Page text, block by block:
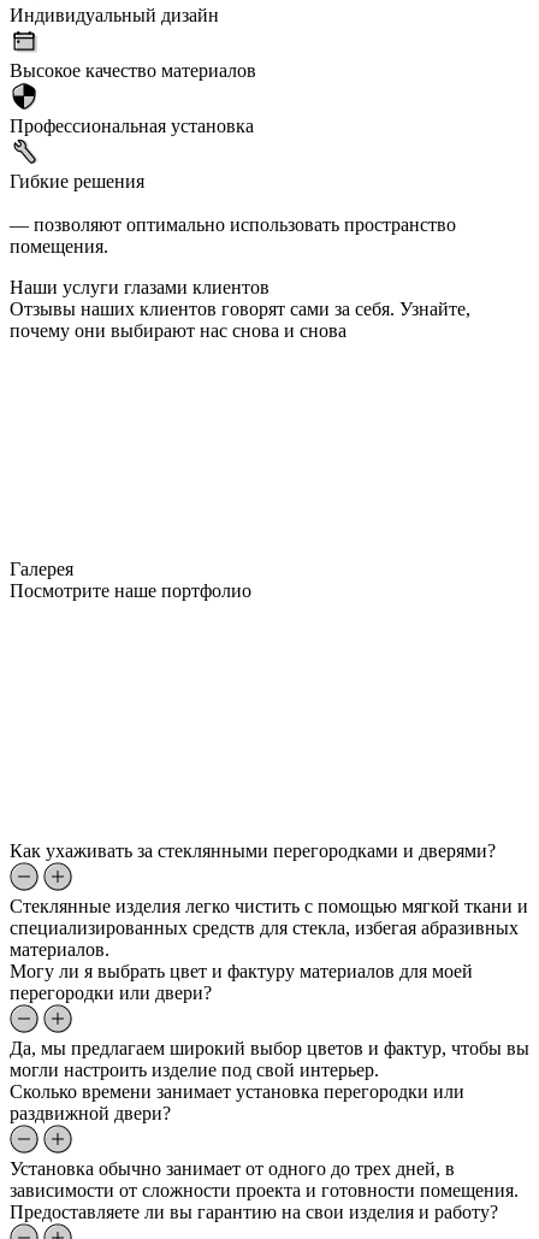
Индивидуальный дизайн
Высокое качество материалов
Профессиональная установка
Гибкие решения
— позволяют оптимально использовать пространство
помещения.
Наши услуги глазами клиентов
Отзывы наших клиентов говорят сами за себя. Узнайте,
почему они выбирают нас снова и снова
Галерея
Посмотрите наше портфолио
Как ухаживать за стеклянными перегородками и дверями?
Стеклянные изделия легко чистить с помощью мягкой ткани и
специализированных средств для стекла, избегая абразивных
материалов.
Могу ли я выбрать цвет и фактуру материалов для моей
перегородки или двери?
Да, мы предлагаем широкий выбор цветов и фактур, чтобы вы
могли настроить изделие под свой интерьер.
Сколько времени занимает установка перегородки или
раздвижной двери?
Установка обычно занимает от одного до трех дней, в
зависимости от сложности проекта и готовности помещения.
Предоставляете ли вы гарантию на свои изделия и работу?